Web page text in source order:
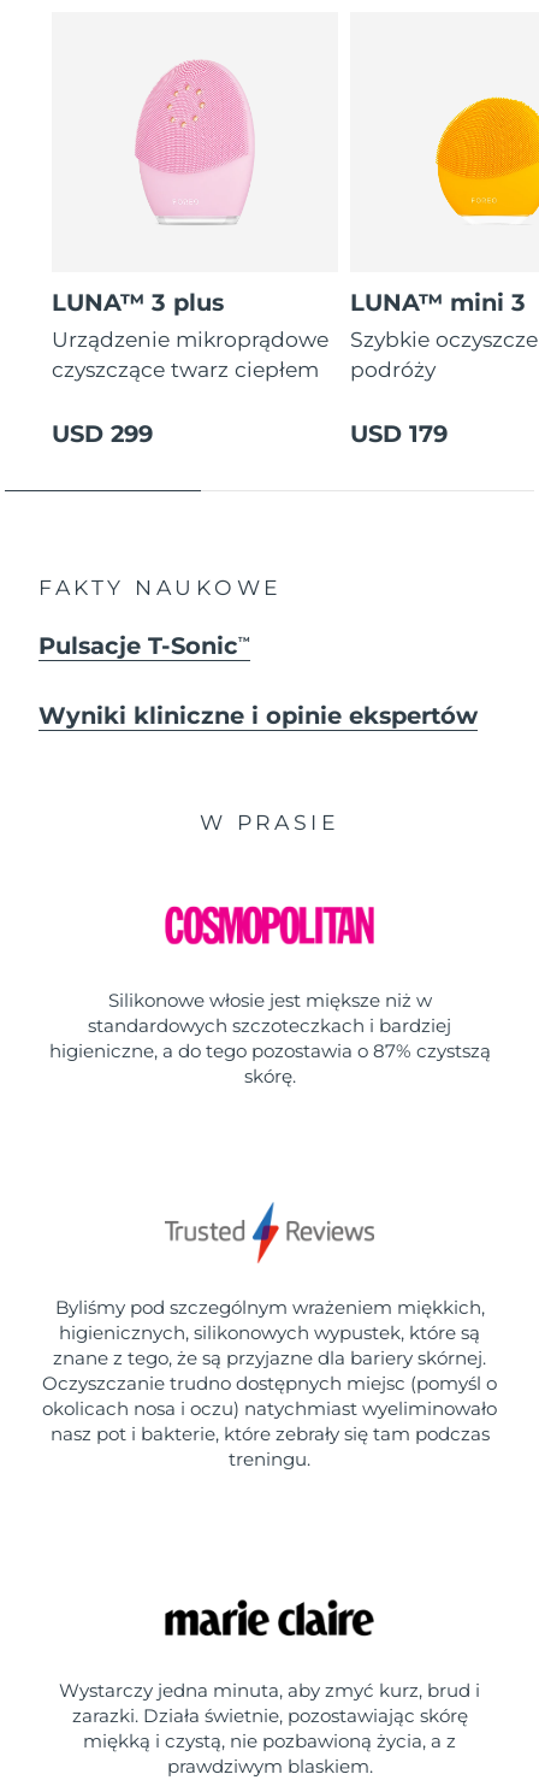
LUNA™ 3 plus
Urządzenie mikroprądowe
czyszczące twarz ciepłem
USD 299
LUNA™ mini 3
Szybkie
podróży
USD 179
FAKTY NAUKOWE
Pulsacje T-SonicTM
Wyniki kliniczne i opinie ekspertów
W PRASIE
Silikonowe włosie jest miększe niż w
standardowych szczoteczkach i bardziej
higieniczne, a do tego pozostawia o 87% czystszą
skórę.
Byliśmy pod szczególnym wrażeniem miękkich,
higienicznych, silikonowych wypustek, które są
znane z tego, że są przyjazne dla bariery skórnej.
Oczyszczanie trudno dostępnych miejsc (pomyśl o
okolicach nosa i oczu) natychmiast wyeliminowało
nasz pot i bakterie, które zebrały się tam podczas
treningu.
Wystarczy jedna minuta, aby zmyć kurz, brud i
zarazki. Działa świetnie, pozostawiając skórę
miękką i czystą, nie pozbawioną życia, a z
prawdziwym blaskiem.